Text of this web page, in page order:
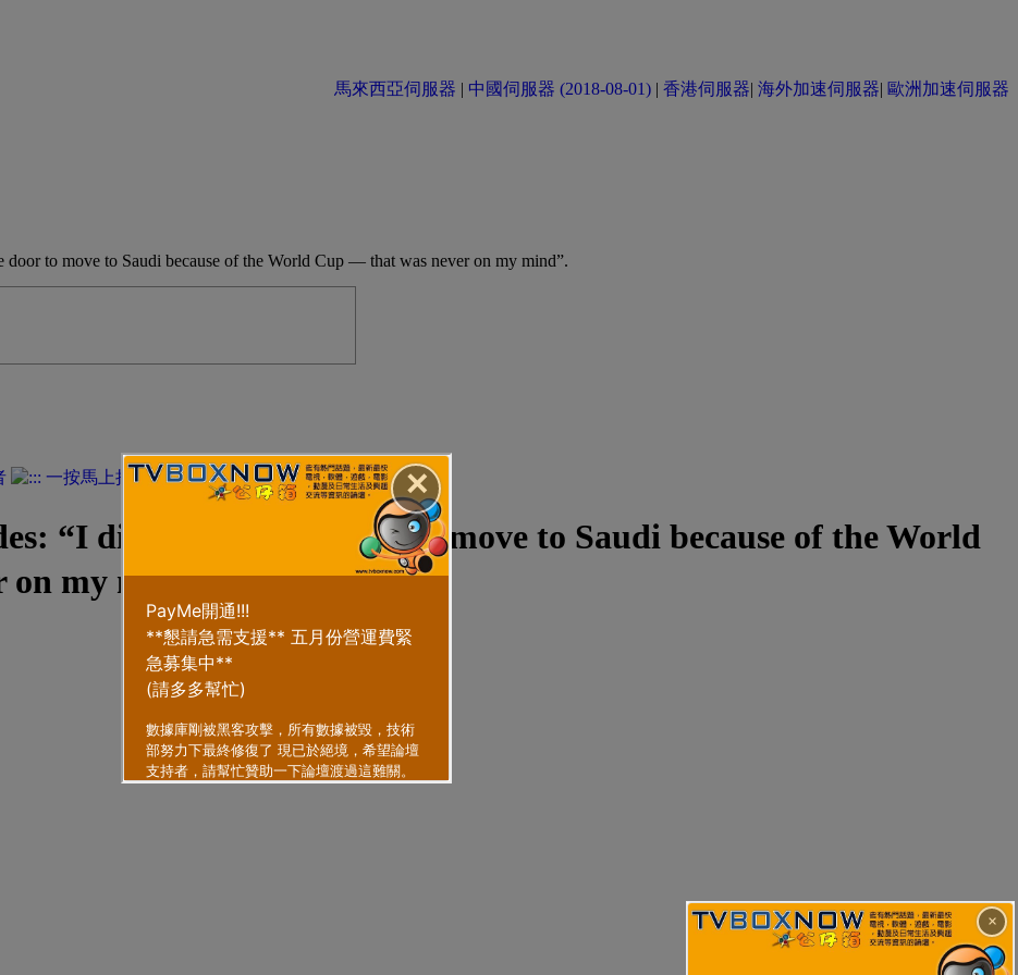
✕
×
馬來西亞伺服器 | 中國伺服器 (2018-08-01) | 香港伺服器| 海外加速伺服器| 歐洲加速伺服器
door to move to Saudi because of the World Cup — that was never on my mind”.
“I didn’t close the door to move to Saudi because of the World
on my mind”.